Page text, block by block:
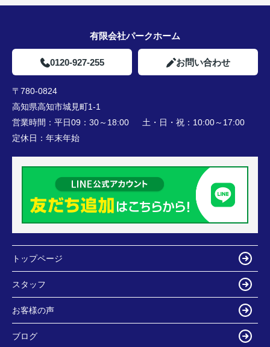
有限会社パークホーム
0120-927-255 お問い合わせ
〒780-0824
高知県高知市城見町1-1
営業時間： 平日09：30～18:00 土・日・祝：10:00～17:00
定休日： 年末年始
トップページ
スタッフ
お客様の声
ブログ